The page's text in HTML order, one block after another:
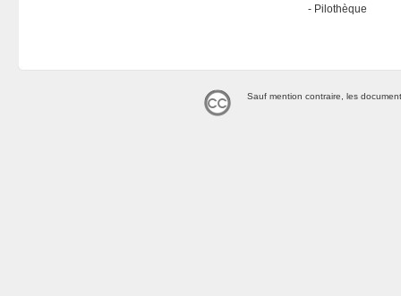
Pilothèque
Sauf mention contraire, les